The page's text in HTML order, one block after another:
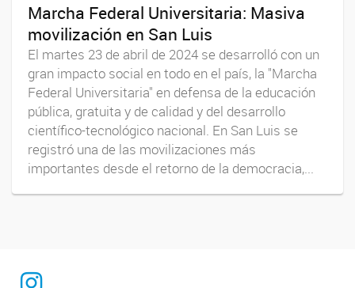
Marcha Federal Universitaria: Masiva
movilización en San Luis
El martes 23 de abril de 2024 se desarrolló con un
gran impacto social en todo en el país, la "Marcha
Federal Universitaria" en defensa de la educación
pública, gratuita y de calidad y del desarrollo
científico-tecnológico nacional. En San Luis se
registró una de las movilizaciones más
importantes desde el retorno de la democracia,...
INTEQUI